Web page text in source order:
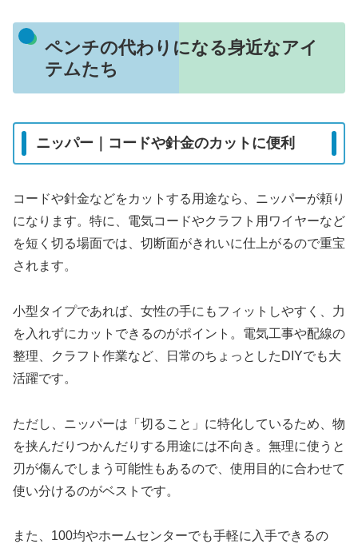
ペンチの代わりになる身近なアイ
テムたち
ニッパー｜コードや針金のカットに便利
コードや針金などをカットする用途なら、ニッパーが頼り
になります。特に、電気コードやクラフト用ワイヤーなど
を短く切る場面では、切断面がきれいに仕上がるので重宝
されます。
小型タイプであれば、女性の手にもフィットしやすく、力
を入れずにカットできるのがポイント。電気工事や配線の
整理、クラフト作業など、日常のちょっとしたDIYでも大
活躍です。
ただし、ニッパーは「切ること」に特化しているため、物
を挟んだりつかんだりする用途には不向き。無理に使うと
刃が傷んでしまう可能性もあるので、使用目的に合わせて
使い分けるのがベストです。
また、100均やホームセンターでも手軽に入手できるの